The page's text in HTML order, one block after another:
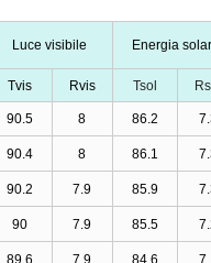
Luce visibile Energia
Tvis Rvis Tsol
90.5 8 86.2
90.4 8 86.1
90.2 7.9 85.9
90 7.9 85.5
89.6 7.9 84.6